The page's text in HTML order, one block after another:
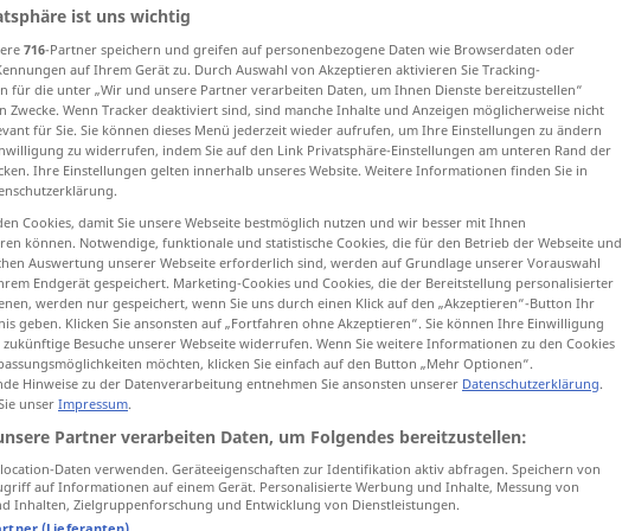
Spielerei, Tändeln
foolingsilliness
foolingliveliness
foolingplaying around
ist uns wichtig
716-Partner speichern und greifen auf personenbezogene Daten wie Browserdaten oder
auf Ihrem Gerät zu. Durch Auswahl von Akzeptieren aktivieren Sie Tracking-
für die unter „Wir und unsere Partner verarbeiten Daten, um Ihnen Dienste bereitzustellen“
Zwecke. Wenn Tracker deaktiviert sind, sind manche Inhalte und Anzeigen möglicherweise nicht
für Sie. Sie können dieses Menü jederzeit wieder aufrufen, um Ihre Einstellungen zu ändern
zu widerrufen, indem Sie auf den Link Privatsphäre-Einstellungen am unteren Rand der
Ihre Einstellungen gelten innerhalb unseres Website. Weitere Informationen finden Sie in
Cookies, damit Sie unsere Webseite bestmöglich nutzen und wir besser mit Ihnen
können. Notwendige, funktionale und statistische Cookies, die für den Betrieb der Webseite und
Auswertung unserer Webseite erforderlich sind, werden auf Grundlage unserer Vorauswahl
Endgerät gespeichert. Marketing-Cookies und Cookies, die der Bereitstellung personalisierter
werden nur gespeichert, wenn Sie uns durch einen Klick auf den „Akzeptieren“-Button Ihr
geben. Klicken Sie ansonsten auf „Fortfahren ohne Akzeptieren“. Sie können Ihre Einwilligung
Besuche unserer Webseite widerrufen. Wenn Sie weitere Informationen zu den Cookies
möchten, klicken Sie einfach auf den Button „Mehr Optionen“.
Hinweise zu der Datenverarbeitung entnehmen Sie ansonsten unserer Datenschutzerklärung.
unser Impressum.
Partner verarbeiten Daten, um Folgendes bereitzustellen:
Daten verwenden. Geräteeigenschaften zur Identifikation aktiv abfragen. Speichern von
auf Informationen auf einem Gerät. Personalisierte Werbung und Inhalte, Messung von
Inhalten, Zielgruppenforschung und Entwicklung von Dienstleistungen.